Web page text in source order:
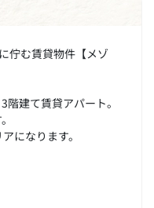
佇む賃貸物件【メゾ
建て賃貸アパート。
になります。